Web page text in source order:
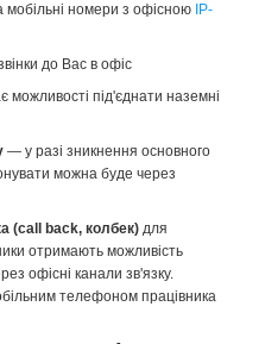
мобільні номери з офісною IP-
до Вас в офіс
можливості під'єднати наземні
— у разі зникнення основного
можна буде через
(call back, колбек) для
отримають можливість
офісні канали зв'язку.
телефоном працівника